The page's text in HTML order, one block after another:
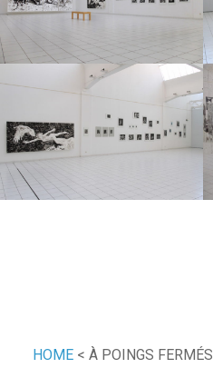
HOME < À POINGS FERMÉS